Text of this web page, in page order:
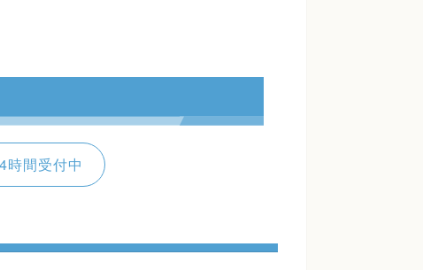
時間受付中